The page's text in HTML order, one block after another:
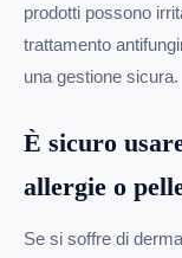
prodotti possono
trattamento
una gestione sicura.
È sicuro
allergie o
Se si soffre di